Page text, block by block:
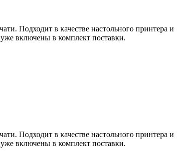
Подходит в качестве настольного принтера и
включены в комплект поставки.
Подходит в качестве настольного принтера и
включены в комплект поставки.